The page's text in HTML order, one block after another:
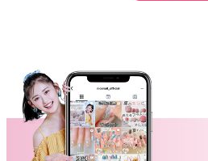
採用情報
ネイルスクール